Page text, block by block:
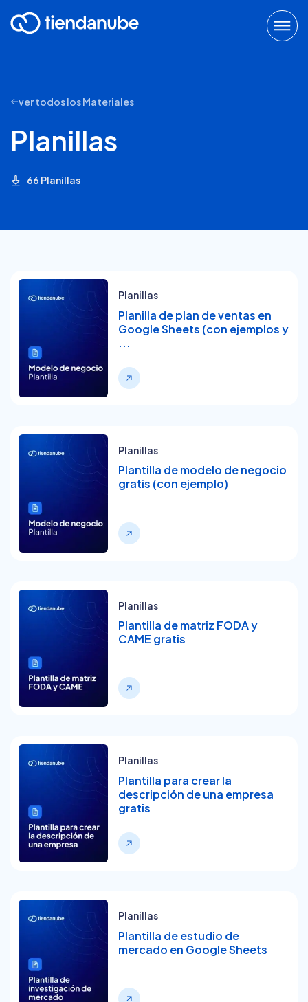
ver todos los Materiales
Planillas
66 Planillas
Planillas
Planilla de plan de ventas en
Google Sheets (con ejemplos y
...
Planillas
Plantilla de modelo de negocio
gratis (con ejemplo)
Planillas
Plantilla de matriz FODA y
CAME gratis
Planillas
Plantilla para crear la
descripción de una empresa
gratis
Planillas
Plantilla de estudio de
mercado en Google Sheets